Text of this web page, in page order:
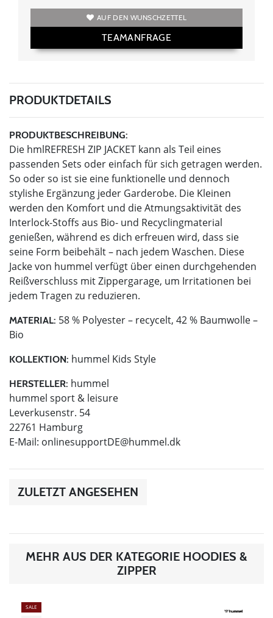
AUF DEN WUNSCHZETTEL
TEAMANFRAGE
PRODUKTDETAILS
PRODUKTBESCHREIBUNG:
Die hmlREFRESH ZIP JACKET kann als Teil eines
passenden Sets oder einfach für sich getragen werden.
So oder so ist sie eine funktionelle und dennoch
stylishe Ergänzung jeder Garderobe. Die Kleinen
werden den Komfort und die Atmungsaktivität des
Interlock-Stoffs aus Bio- und Recyclingmaterial
genießen, während es dich erfreuen wird, dass sie
seine Form beibehält – nach jedem Waschen. Diese
Jacke von hummel verfügt über einen durchgehenden
Reißverschluss mit Zippergarage, um Irritationen bei
jedem Tragen zu reduzieren.
MATERIAL: 58 % Polyester – recycelt, 42 % Baumwolle –
Bio
KOLLEKTION: hummel Kids Style
HERSTELLER: hummel
hummel sport & leisure
Leverkusenstr. 54
22761 Hamburg
E-Mail: onlinesupportDE@hummel.dk
ZULETZT ANGESEHEN
MEHR AUS DER KATEGORIE HOODIES &
ZIPPER
SALE